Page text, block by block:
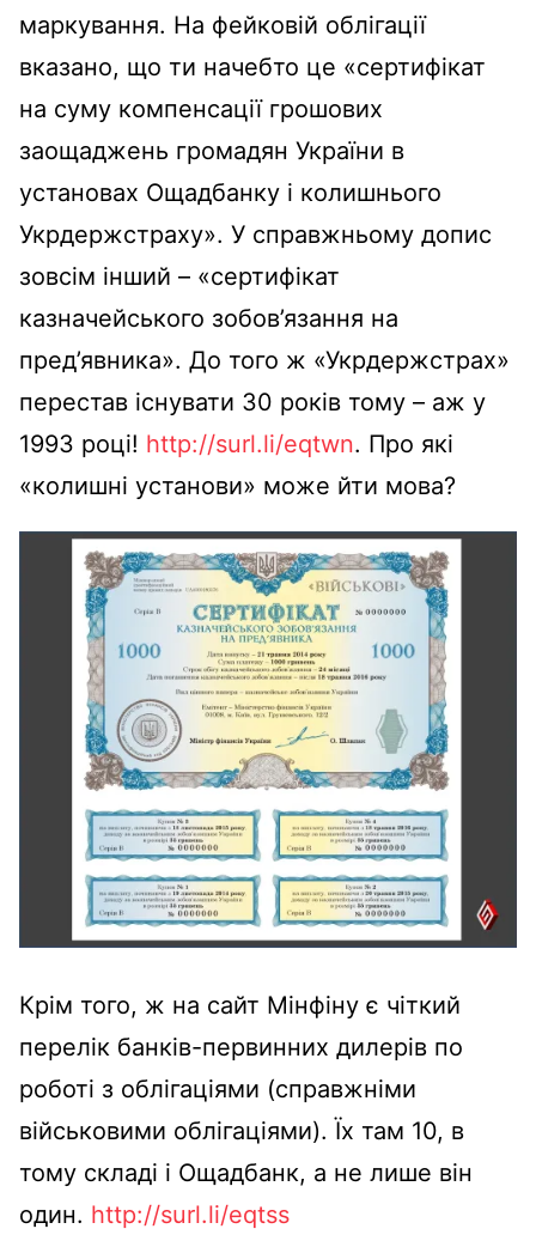
маркування. На фейковій облігації
вказано, що ти начебто це «сертифікат
на суму компенсації грошових
заощаджень громадян України в
установах Ощадбанку і колишнього
Укрдержстраху». У справжньому допис
зовсім інший – «сертифікат
казначейського зобов’язання на
пред’явника». До того ж «Укрдержстрах»
перестав існувати 30 років тому – аж у
1993 році! http://surl.li/eqtwn. Про які
«колишні установи» може йти мова?
Крім того, ж на сайт Мінфіну є чіткий
перелік банків-первинних дилерів по
роботі з облігаціями (справжніми
військовими облігаціями). Їх там 10, в
тому складі і Ощадбанк, а не лише він
один. http://surl.li/eqtss